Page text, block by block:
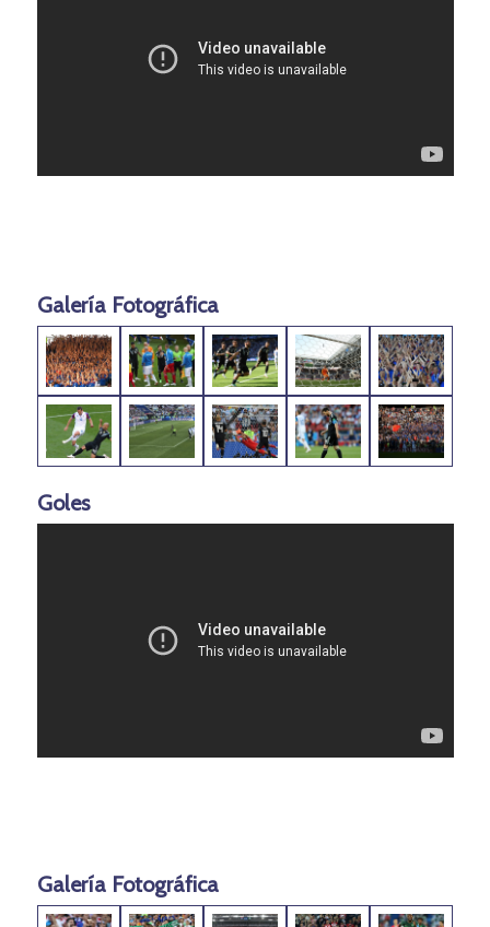
Galería Fotográfica
Goles
Galería Fotográfica